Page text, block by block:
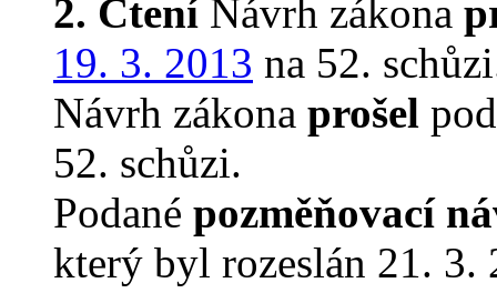
2. Čtení Návrh zákona
19. 3. 2013 na 52.
Návrh zákona prošel
52. schůzi.
Podané pozměňovací
který byl rozeslán 21. 3.